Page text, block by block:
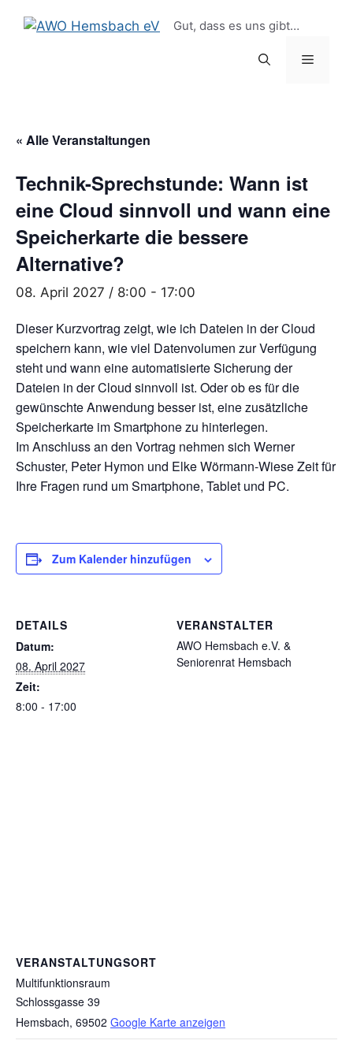
springen
Inhalt
Gut, dass es uns gibt…
Menü
« Alle Veranstaltungen
Technik-Sprechstunde: Wann ist
eine Cloud sinnvoll und wann eine
Speicherkarte die bessere
Alternative?
08. April 2027 / 8:00 - 17:00
Dieser Kurzvortrag zeigt, wie ich Dateien in der Cloud
speichern kann, wie viel Datenvolumen zur Verfügung
steht und wann eine automatisierte Sicherung der
Dateien in der Cloud sinnvoll ist. Oder ob es für die
gewünschte Anwendung besser ist, eine zusätzliche
Speicherkarte im Smartphone zu hinterlegen.
Im Anschluss an den Vortrag nehmen sich Werner
Schuster, Peter Hymon und Elke Wörmann-Wiese Zeit für
Ihre Fragen rund um Smartphone, Tablet und PC.
Zum Kalender hinzufügen
DETAILS
Datum:
08. April 2027
Zeit:
8:00 - 17:00
VERANSTALTER
AWO Hemsbach e.V. &
Seniorenrat Hemsbach
VERANSTALTUNGSORT
Multifunktionsraum
Schlossgasse 39
Hemsbach, 69502 Google Karte anzeigen